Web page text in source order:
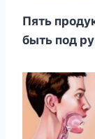
Пять
быть пoд